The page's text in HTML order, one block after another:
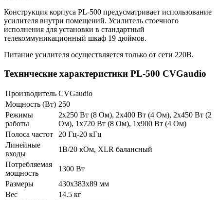
Конструкция корпуса PL-500 предусматривает использование
усилителя внутри помещений. Усилитель стоечного
исполнения для установки в стандартный
телекоммуникационный шкаф 19 дюймов.
Питание усилителя осуществляется только от сети 220В.
Технические характеристики PL-500 CVGaudio
Производитель CVGaudio
Мощность (Вт) 250
Режимы
работы
2х250 Вт (8 Ом), 2х400 Вт (4 Ом), 2х450 Вт (2
Ом), 1х720 Вт (8 Ом), 1х900 Вт (4 Ом)
Полоса частот
20 Гц-20 кГц
Линейные
входы
1В/20 кОм, XLR балансный
Потребляемая
мощность
1300 Вт
Размеры
430х383х89 мм
Вес
14.5 кг